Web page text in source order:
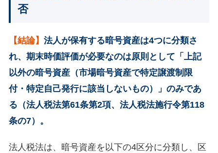
否
【結論】 法人が保有する暗号資産は4つに分類さ
れ、期末時価評価が必要なのは原則として「上記
以外の暗号資産（市場暗号資産で特定譲渡制限
付・特定自己発行に該当しないもの）」のみであ
る（法人税法第61条第2項、法人税法施行令第118
条の7）。
法人税法は、暗号資産を以下の4区分に分類し、区